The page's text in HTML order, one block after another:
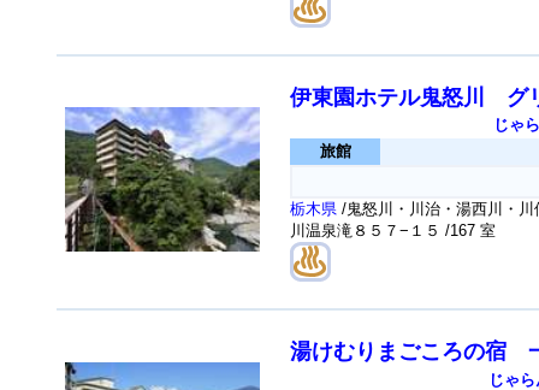
伊東園ホテル鬼怒川 グ
じゃ
旅館
栃木県 /鬼怒川・川治・湯西川・
川温泉滝８５７−１５ /167 室
湯けむりまごころの宿
じゃ